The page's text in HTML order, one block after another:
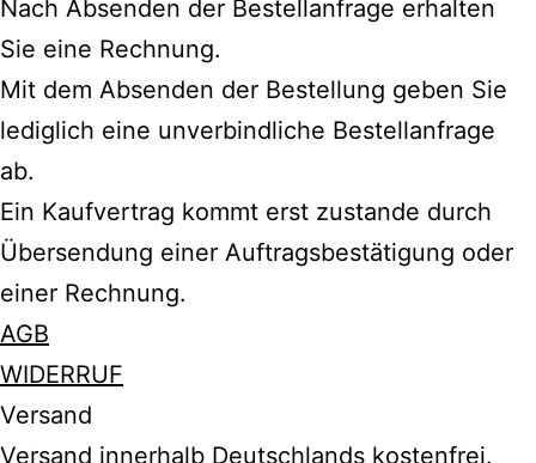
Nach Absenden der Bestellanfrage erhalten
Sie eine Rechnung.
Mit dem Absenden der Bestellung geben Sie
lediglich eine unverbindliche Bestellanfrage
ab.
Ein Kaufvertrag kommt erst zustande durch
Übersendung einer Auftragsbestätigung oder
einer Rechnung.
AGB
WIDERRUF
Versand
Versand innerhalb Deutschlands kostenfrei.